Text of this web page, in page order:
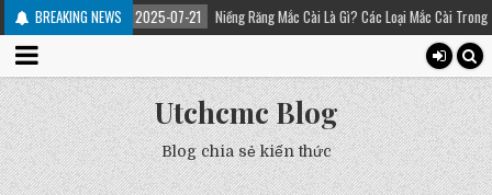
BREAKING NEWS
2025-07-21 Niềng Răng Mắc Cài Là Gì? Các Loại Mắc Cài Trong Niềng Răng –
Utchcmc Blog
Blog chia sẻ kiến thức